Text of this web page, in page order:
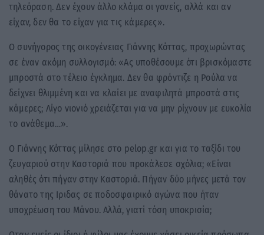
τηλεόραση. Δεν έχουν άλλο κλάμα οι γονείς, αλλά και αν
είχαν, δεν θα το είχαν για τις κάμερες».
O συνήγορος της οικογένειας Γιάννης Κόττας, προχωρώντας
σε έναν ακόμη συλλογισμό: «Ας υποθέσουμε ότι βρισκόμαστε
μπροστά στο τέλειο έγκλημα. Δεν θα φρόντιζε η Ρούλα να
δείχνει θλιμμένη και να κλαίει με αναφιλητά μπροστά στις
κάμερες; Λίγο νιονιό χρειάζεται για να μην ρίχνουν με ευκολία
το ανάθεμα…».
Ο Γιάννης Κόττας μίλησε στο pelop.gr και για το ταξίδι του
ζευγαριού στην Καστοριά που προκάλεσε σχόλια; «Είναι
αληθές ότι πήγαν στην Καστοριά. Πήγαν δύο μήνες μετά τον
θάνατο της Ιριδας σε ποδοσφαιρικό αγώνα που ήταν
υποχρέωση του Μάνου. Αλλά, γιατί τόση υποκρισία;